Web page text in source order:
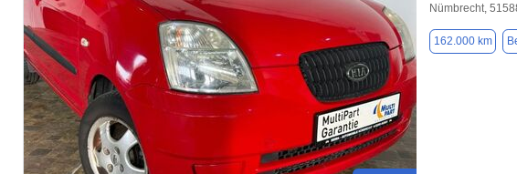
Nümbrecht,
162.000 km